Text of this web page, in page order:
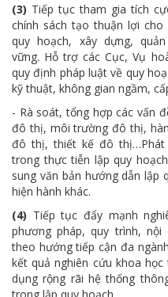
(3) Tiếp tục tham gia tích
chính sách tạo thuận lợi
quy hoạch, xây dựng,
vững. Hỗ trợ các Cục, Vụ
quy định pháp luật về quy
kỹ thuật, không gian ngầm,
- Rà soát, tổng hợp các vấn
đô thị, môi trường đô thị,
đô thị, thiết kế đô thị…Phát
trong thực tiễn lập quy
sung văn bản hướng dẫn lập
hiện hành khác.
(4) Tiếp tục đẩy mạnh
phương pháp, quy trình,
theo hướng tiếp cận đa
kết quả nghiên cứu khoa
dụng rộng rãi hệ thống